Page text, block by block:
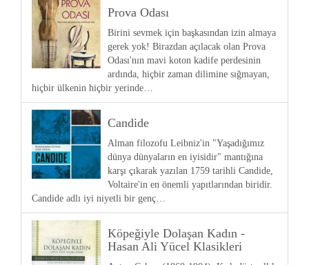
Prova Odası
Birini sevmek için başkasından izin almaya
gerek yok! Birazdan açılacak olan Prova
Odası'nın mavi koton kadife perdesinin
ardında, hiçbir zaman dilimine sığmayan,
hiçbir ülkenin hiçbir yerinde…
Candide
Alman filozofu Leibniz'in "Yaşadığımız
dünya dünyaların en iyisidir" mantığına
karşı çıkarak yazılan 1759 tarihli Candide,
Voltaire'in en önemli yapıtlarından biridir.
Candide adlı iyi niyetli bir genç…
Köpeğiyle Dolaşan Kadın -
Hasan Ali Yücel Klasikleri